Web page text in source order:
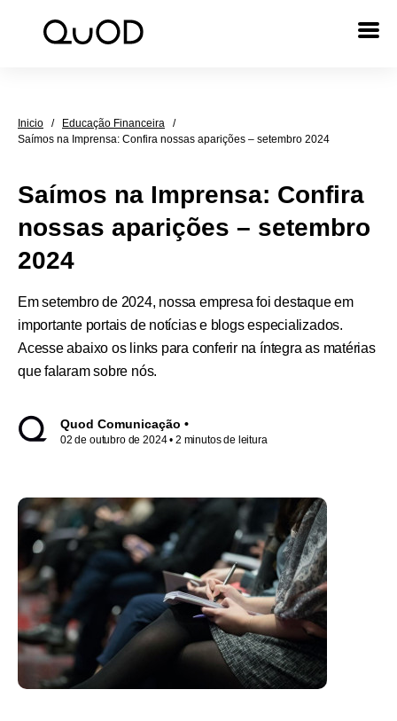
Inicio / Educação Financeira
/
Saímos na Imprensa: Confira nossas aparições – setembro 2024
Saímos na Imprensa: Confira
nossas aparições – setembro
2024
Em setembro de 2024, nossa empresa foi destaque em
importante portais de notícias e blogs especializados.
Acesse abaixo os links para conferir na íntegra as matérias
que falaram sobre nós.
Quod Comunicação •
02 de outubro de 2024• 2 minutos de leitura